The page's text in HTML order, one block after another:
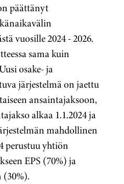
päättänyt
vuosille 2024 - 2026.
sama kuin
osake- ja
järjestelmä on jaettu
ansaintajaksoon,
alkaa 1.1.2024 ja
mahdollinen
perustuu yhtiön
EPS (70%) ja
(30%).